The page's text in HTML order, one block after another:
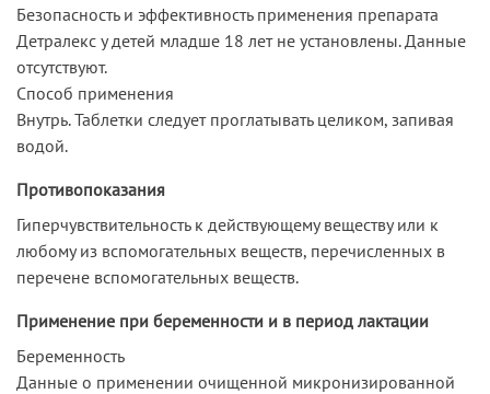
Безопасность и эффективность применения препарата
Детралекс у детей младше 18 лет не установлены. Данные
отсутствуют.
Способ применения
Внутрь. Таблетки следует проглатывать целиком, запивая
водой.
Противопоказания
Гиперчувствительность к действующему веществу или к
любому из вспомогательных веществ, перечисленных в
перечене вспомогательных веществ.
Применение при беременности и в период лактации
Беременность
Данные о применении очищенной микронизированной